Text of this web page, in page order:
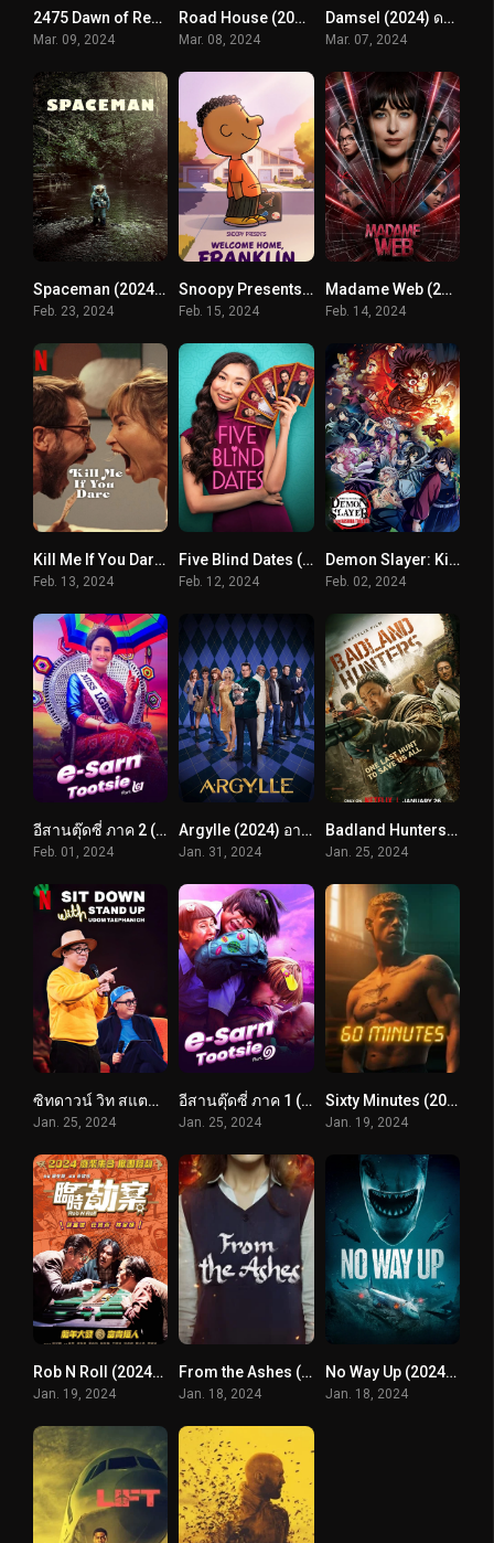
2475 Dawn of Revolution (2024) 2475 รุ่งอรุณแห่งการปฏิวัติ
Mar. 09, 2024
Road House (2024) คนเดือดบวกเมืองเถื่อน
Mar. 08, 2024
Damsel (2024) ดรุณีผู้พิชิต
Mar. 07, 2024
Spaceman (2024) สเปซแมน
Feb. 23, 2024
Snoopy Presents: Welcome Home Franklin (2024)
Feb. 15, 2024
Madame Web (2024) มาดามเว็บ
Feb. 14, 2024
Kill Me If You Dare (2024) ถ้ากล้า ก็ฆ่าเลย
Feb. 13, 2024
Five Blind Dates (2024) ห้าเดทวุ่น ลุ้นพบรัก
Feb. 12, 2024
Demon Slayer: Kimetsu no Yaiba -To the Hashira Training- (2024) ดาบพิฆาตอสูร เดอะมูฟวี่ ปาฏิหาริย์แห่งสายสัมพันธ์ สู่การสั่งสอนของเสาหลัก
Feb. 02, 2024
อีสานตุ๊ดซี่ ภาค 2 (2024) E-Sarn Tootsie Part 2
Feb. 01, 2024
Argylle (2024) อาร์ไกล์ ยอดสายลับ
Jan. 31, 2024
Badland Hunters (2024) นักล่ากลางนรก
Jan. 25, 2024
ซิทดาวน์ วิท สแตนด์อัพ อุดม แต้พานิช (2024) Sit Down
Jan. 25, 2024
อีสานตุ๊ดซี่ ภาค 1 (2024) E-Sarn Tootsie Part 1
Jan. 25, 2024
Sixty Minutes (2024) 60 นาที
Jan. 19, 2024
Rob N Roll (2024) มหากาพย์ปล้นจารชน
Jan. 19, 2024
From the Ashes (2024) จากเถ้าถ่าน
Jan. 18, 2024
No Way Up (2024) งาบคลั่งไฟลต์
Jan. 18, 2024